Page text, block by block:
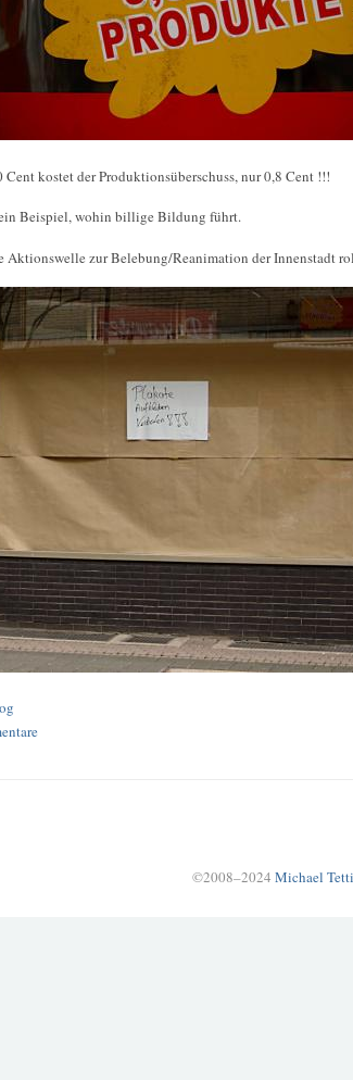
Cent kostet der Produktionsüberschuss, nur 0,8 Cent !!!
Beispiel, wohin billige Bildung führt.
Aktionswelle zur Belebung/Reanimation der Innenstadt
©2008–2024 Michael